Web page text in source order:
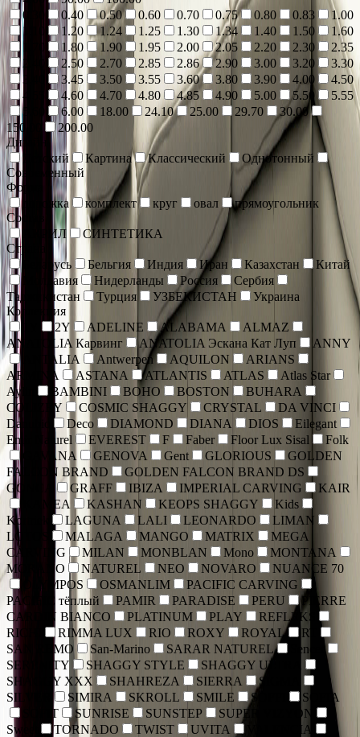
0.30
0.40 0.50 0.60 0.70 0.75 0.80 0.83
1.00
1.10
1.20 1.24 1.25 1.30 1.34 1.40 1.50
1.60
1.70
1.80 1.90 1.95 2.00 2.05 2.20 2.30
2.35
2.40
2.50 2.70 2.85 2.86 2.90 3.00 3.20
3.30
3.40
3.45 3.50 3.55 3.60 3.80 3.90 4.00
4.50
4.55
4.60 4.70 4.80 4.85 4.90 5.00 5.50
5.55
5.60
6.00 18.00 24.10 25.00 29.70
30.00
150.00
200.00
Дизайн
Детский
Картина Классический
Однотонный
Современный
Форма
дорожка
комплект круг овал
прямоугольник
Состав
АКРИЛ
СИНТЕТИКА
Страна
Беларусь
Бельгия Индия Иран Казахстан
Китай
Молдавия
Нидерланды Россия
Сербия
Таджикистан
Турция УЗБЕКИСТАН
Украина
Коллекция
2Y ADELINE ALABAMA
ALMAZ
ANATOLIA Карвинг
ANATOLIA Эскана Кат Луп
ANNY
ANTALIA
Antwerpen AQUILON
ARIANS
ARMINA
ASTANA ATLANTIS ATLAS
Atlas Star
Aylin
BAMBINI BOHO BOSTON
BUHARA
COLIZEY
COSMIC SHAGGY CRYSTAL
DA VINCI
Danubio
Deco DIAMOND DIANA DIOS
Eilegant
Emir Naturel
EVEREST F Faber Floor Lux Sisal
Folk
GAVANA
GENOVA Gent GLORIOUS
GOLDEN
FALCON BRAND
GOLDEN FALCON BRAND DS
GONCA
GRAFF IBIZA IMPERIAL CARVING
KAIR
KAMEA
KASHAN KEOPS SHAGGY
Kids
Kortriek
LAGUNA LALI LEONARDO
LIMAN
LOTOS
MALAGA MANGO MATRIX
MEGA
CARVING
MILAN MONBLAN Mono
MONTANA
MORANO
NATUREL NEO NOVARO
NUANCE 70
OLYMPOS
OSMANLIM
PACIFIC CARVING
PACIFIC тёплый
PAMIR PARADISE PERU
PIERRE
CARDIN BIANCO
PLATINUM PLAY
REFLEKS
RICHI
RIMMA LUX RIO ROXY ROYAL
RT
SAN REMO
San-Marino SARAR NATUREL
Sencer
SERENITY
SHAGGY STYLE
SHAGGY ULTRA
SHAGGY XXX
SHAHREZA SIERRA
SIGMA
SILVER
SIMIRA SKROLL SMILE SOFFI
SOFIA
SOFIT
SUNRISE SUNSTEP
SUPER VIZYON
Sweet
TORNADO TWIST UVITA
VALENCIA